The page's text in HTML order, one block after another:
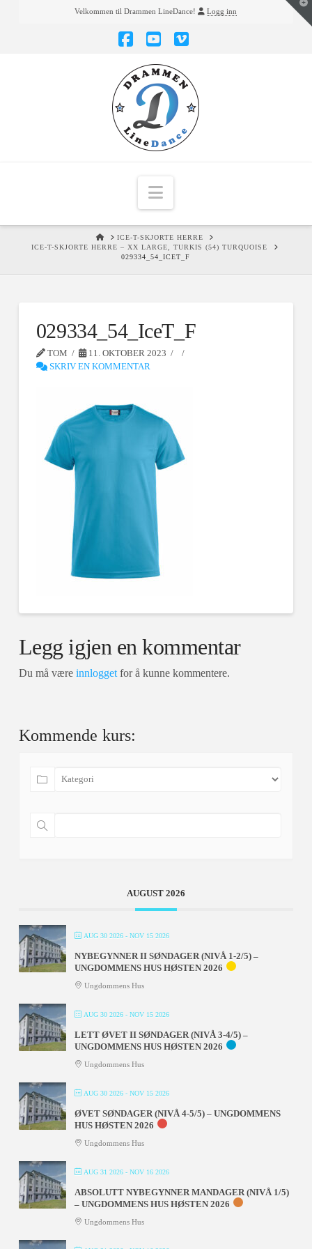
Velkommen til Drammen LineDance! Logg inn
Navigation
HOMEICE-T-SKJORTE HERRE
ICE-T-SKJORTE HERRE – XX LARGE, TURKIS (54) TURQUOISE
029334_54_ICET_F
029334_54_IceT_F
TOM
11. OKTOBER 2023
SKRIV EN KOMMENTAR
Legg igjen en kommentar
Du må være innloggetfor å kunne kommentere.
Kommende kurs:
AUGUST 2026
AUG 30 2026- NOV 15 2026
NYBEGYNNER II SØNDAGER (NIVÅ 1-2/5) –
UNGDOMMENS HUS HØSTEN 2026
Ungdommens Hus
AUG 30 2026- NOV 15 2026
LETT ØVET II SØNDAGER (NIVÅ 3-4/5) –
UNGDOMMENS HUS HØSTEN 2026
Ungdommens Hus
AUG 30 2026- NOV 15 2026
ØVET SØNDAGER (NIVÅ 4-5/5) – UNGDOMMENS
HUS HØSTEN 2026
Ungdommens Hus
AUG 31 2026- NOV 16 2026
ABSOLUTT NYBEGYNNER MANDAGER (NIVÅ 1/5)
– UNGDOMMENS HUS HØSTEN 2026
Ungdommens Hus